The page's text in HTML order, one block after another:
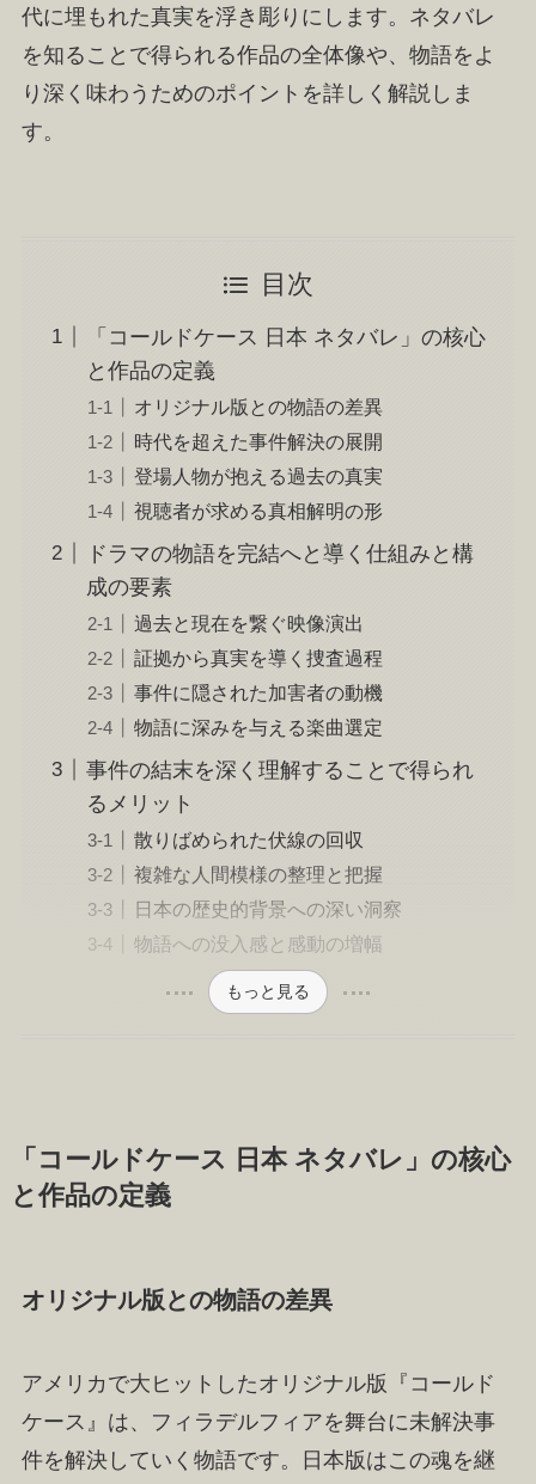
代に埋もれた真実を浮き彫りにします。ネタバレ
を知ることで得られる作品の全体像や、物語をよ
り深く味わうためのポイントを詳しく解説しま
す。
目次
「コールドケース 日本 ネタバレ」の核心
と作品の定義
オリジナル版との物語の差異
時代を超えた事件解決の展開
登場人物が抱える過去の真実
視聴者が求める真相解明の形
ドラマの物語を完結へと導く仕組みと構
成の要素
過去と現在を繋ぐ映像演出
証拠から真実を導く捜査過程
事件に隠された加害者の動機
物語に深みを与える楽曲選定
事件の結末を深く理解することで得られ
るメリット
散りばめられた伏線の回収
複雑な人間模様の整理と把握
日本の歴史的背景への深い洞察
物語への没入感と感動の増幅
もっと見る
「コールドケース 日本 ネタバレ」の核心
と作品の定義
オリジナル版との物語の差異
アメリカで大ヒットしたオリジナル版『コールド
ケース』は、フィラデルフィアを舞台に未解決事
件を解決していく物語です。日本版はこの魂を継